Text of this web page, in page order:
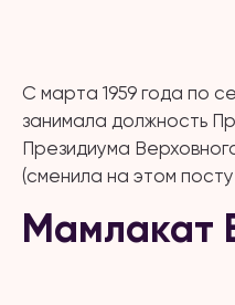
С марта 1959 года по
занимала должность
Президиума
(сменила на этом
Мамлакат